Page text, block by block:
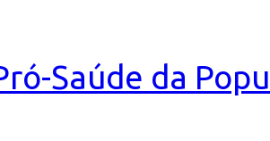
Saúde da